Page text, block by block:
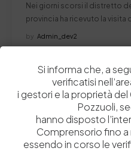
Nei giorni scorsi il distretto
provincia ha ricevuto la visita
by Admin_dev2
Lascia un
Il tuo indirizzo email non sarà
contrassegnati *
Si informa che, a
verificatisi
i gestori e la proprietà
Pozzuoli,
hanno disposto
Comprensorio fino
essendo in corso le